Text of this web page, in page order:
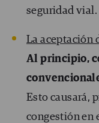
seguridad vial.
La aceptación
Al principio,
Esto causará,
congestión en